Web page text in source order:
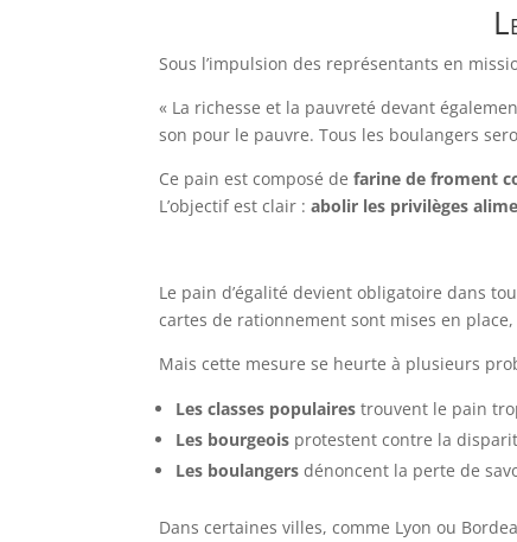
Sous l’impulsion des représentants en
« La richesse et la pauvreté devant
son pour le pauvre. Tous les boulangers
Ce pain est composé defarine de froment
L’objectif est clair :abolir les privilèges
Le pain d’égalité devient obligatoire dans
cartes de rationnement sont mises en
Mais cette mesure se heurte à plusieurs
Les classes populaires trouvent le pain
Les bourgeois protestent contre la
Les boulangers dénoncent la perte de
Dans certaines villes, comme Lyon ou